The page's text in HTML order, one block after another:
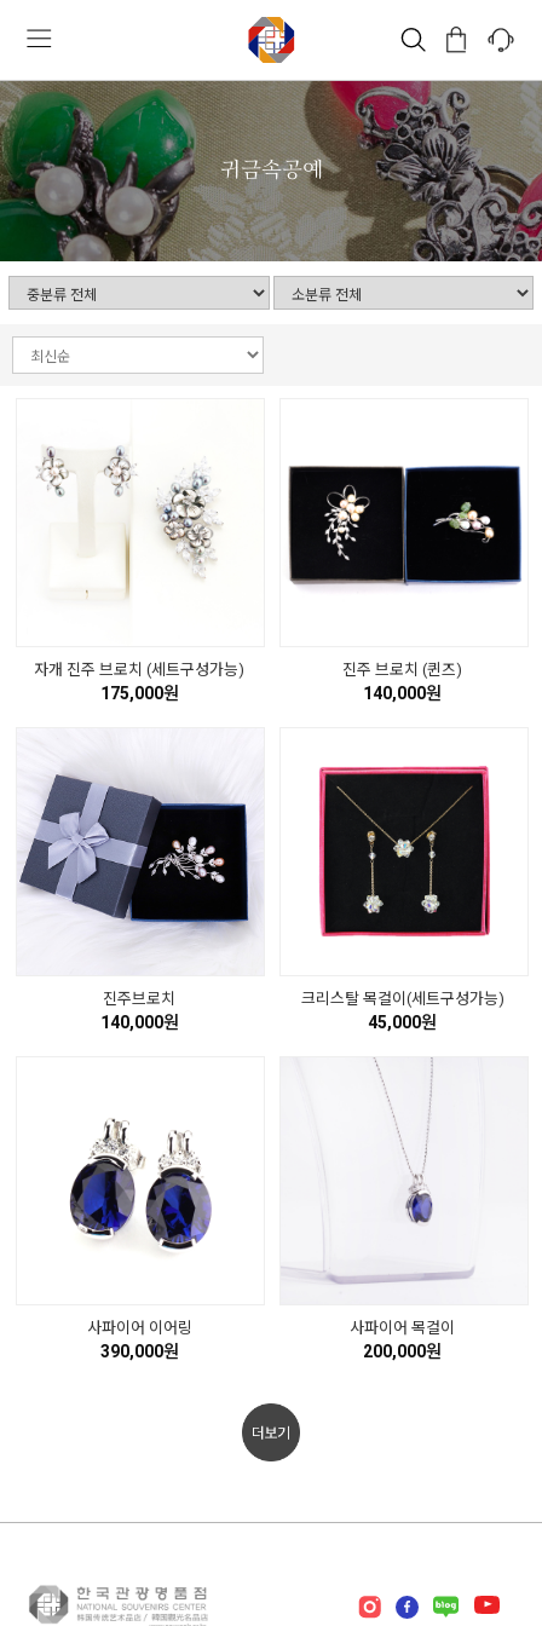
귀금속공예
자개 진주 브로치 (세트구성가능)
175,000원
진주 브로치 (퀸즈)
140,000원
진주브로치
140,000원
크리스탈 목걸이(세트구성가능)
45,000원
사파이어 이어링
390,000원
사파이어 목걸이
200,000원